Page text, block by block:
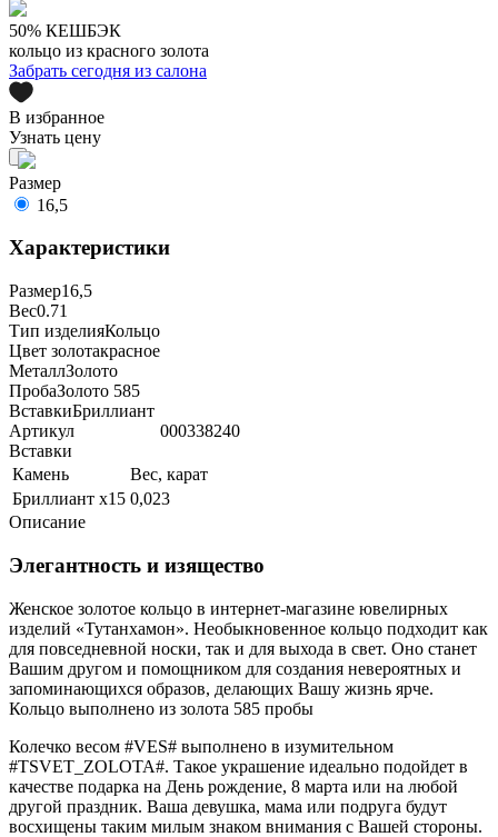
50% КЕШБЭК
кольцо из красного золота
Забрать сегодня из салона
В избранное
Узнать цену
Размер
16,5
Характеристики
Размер16,5
Вес0.71
Тип изделияКольцо
Цвет золотакрасное
МеталлЗолото
ПробаЗолото 585
ВставкиБриллиант
Артикул
000338240
Вставки
Камень
Вес, карат
Бриллиант х15 0,023
Описание
Элегантность и изящество
Женское золотое кольцо в интернет-магазине ювелирных
изделий «Тутанхамон». Необыкновенное кольцо подходит как
для повседневной носки, так и для выхода в свет. Оно станет
Вашим другом и помощником для создания невероятных и
запоминающихся образов, делающих Вашу жизнь ярче.
Кольцо выполнено из золота 585 пробы
Колечко весом #VES# выполнено в изумительном
#TSVET_ZOLOTA#. Такое украшение идеально подойдет в
качестве подарка на День рождение, 8 марта или на любой
другой праздник. Ваша девушка, мама или подруга будут
восхищены таким милым знаком внимания с Вашей стороны.